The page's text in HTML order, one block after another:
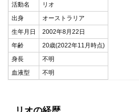
活動名
リオ
出身
オーストラリア
生年月日
2002年8月22日
年齢
20歳(2022年11月時点)
身長
不明
血液型
不明